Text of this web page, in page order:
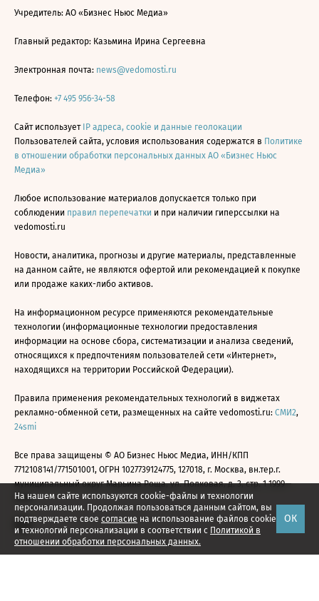
На нашем сайте используются cookie-файлы и технологии
персонализации. Продолжая пользоваться данным сайтом, вы
подтверждаете свое согласие на использование файлов cookie
и технологий персонализации в соответствии с Политикой в
отношении обработки персональных данных.
ОК
Учредитель: АО «Бизнес Ньюс Медиа»
Главный редактор: Казьмина Ирина Сергеевна
Электронная почта: news@vedomosti.ru
Телефон: +7 495 956-34-58
Сайт использует IP адреса, cookie и данные геолокации
Пользователей сайта, условия использования содержатся в Политике
в отношении обработки персональных данных АО «Бизнес Ньюс
Медиа»
Любое использование материалов допускается только при
соблюдении правил перепечатки и при наличии гиперссылки на
vedomosti.ru
Новости, аналитика, прогнозы и другие материалы, представленные
на данном сайте, не являются офертой или рекомендацией к покупке
или продаже каких-либо активов.
На информационном ресурсе применяются рекомендательные
технологии (информационные технологии предоставления
информации на основе сбора, систематизации и анализа сведений,
относящихся к предпочтениям пользователей сети «Интернет»,
находящихся на территории Российской Федерации).
Правила применения рекомендательных технологий в виджетах
рекламно-обменной сети, размещенных на сайте vedomosti.ru: СМИ2,
24smi
Все права защищены © АО Бизнес Ньюс Медиа, ИНН/КПП
7712108141/771501001, ОГРН 1027739124775, 127018, г. Москва, вн.тер.г.
муниципальный округ Марьина Роща, ул. Полковая, д. 3, стр. 1 1999—
2026